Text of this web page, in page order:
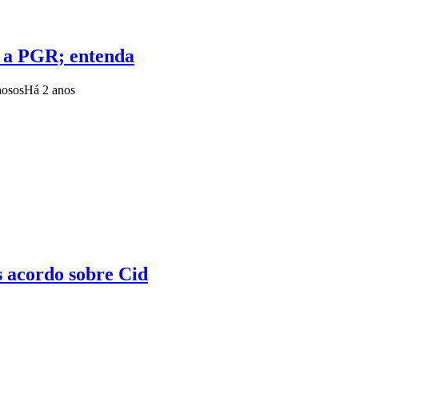
PGR; entenda
Há 2 anos
acordo sobre Cid